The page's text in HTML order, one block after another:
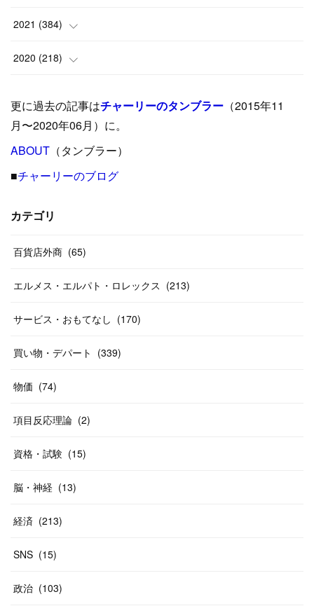
(9 )
( 5 )
( 15
(24)
(8 )
(17
(12)
(18)
(17)
)
(12)
19)
(13
(14)
(17)
(35)
(33 )
(26)
27)
(29
(24)
(26
(42)
(37)
(31)
(31)
31
(26
(20)
(14
(46
2021 (384)
(9)
(39)
( 23)
40
(55
(38)
(20
(31
58)
10
2020 (218)
(24)
( 42)
(33
(46)
(20
更に過去の記事はチャーリーのタンブラー （2015年11
月〜2020年06月）に。
ABOUT （タンブラー）
■チャーリーのブログ
カテゴリ
百貨店外商 (65)
エルメス・エルパト・ロレックス (213)
サービス・おもてなし (170)
買い物・デパート (339)
物価 (74)
項目反応理論 (2)
資格・試験 (15)
脳・神経 (13)
経済 (213)
SNS (15)
政治 (103)